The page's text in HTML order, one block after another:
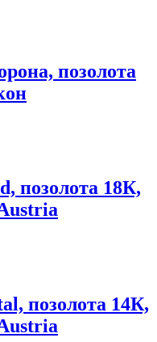
позолота
позолота 18К,
позолота 14К,